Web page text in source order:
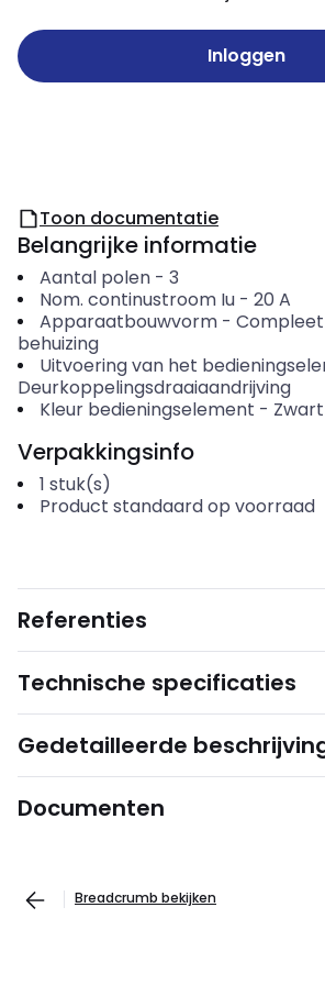
Inloggen
Toon documentatie
Belangrijke informatie
Aantal polen- 3
Nom. continustroom Iu- 20 A
Apparaatbouwvorm-
behuizing
Uitvoering van het
Deurkoppelingsdraaiaandrijving
Kleur bedieningselement - Zwart
Verpakkingsinfo
1 stuk(s)
Product standaard op voorraad
Referenties
Technische specificaties
Gedetailleerde
Documenten
Breadcrumb bekijken